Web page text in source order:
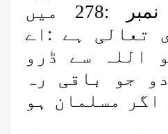
البقرہ آیت نمبر :278 میں
تعالی ہے :اے
اللہ سے ڈرو
جو باقی رہ
مسلمان ہو